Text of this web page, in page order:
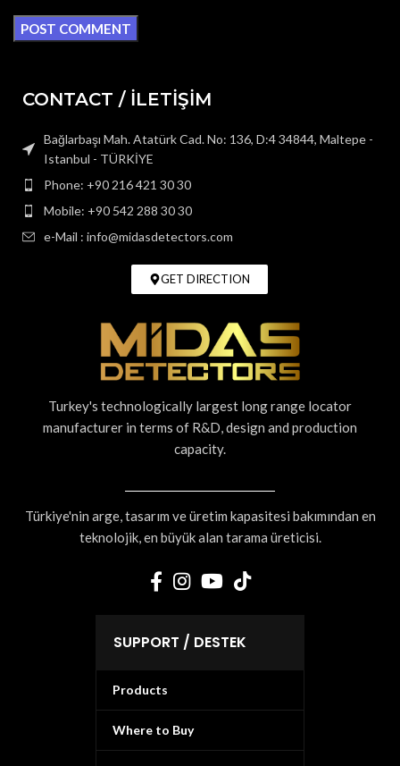
CONTACT / İLETİŞİM
Bağlarbaşı Mah. Atatürk Cad. No: 136, D:4 34844, Maltepe -
Istanbul - TÜRKİYE
Phone: +90 216 421 30 30
Mobile: +90 542 288 30 30
e-Mail : info@midasdetectors.com
GET DIRECTION
Turkey's technologically largest long range locator
manufacturer in terms of R&D, design and production
capacity.
Türkiye'nin arge, tasarım ve üretim kapasitesi bakımından en
teknolojik, en büyük alan tarama üreticisi.
SUPPORT / DESTEK
Products
Where to Buy